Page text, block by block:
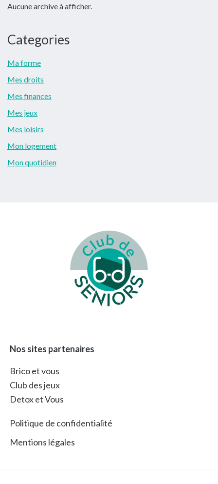
principale
Aucune archive à afficher.
Categories
Ma forme
Mes droits
Mes finances
Mes jeux
Mes loisirs
Mon logement
Mon quotidien
Nos sites partenaires
Brico et vous
Club des jeux
Detox et Vous
Politique de confidentialité
Mentions légales